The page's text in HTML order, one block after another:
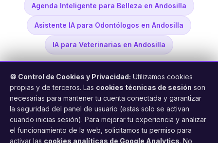
Agenda Inteligente para Belleza en Andosilla
Asistente IA para Odontólogos en Andosilla
IA para Veterinarias en Andosilla
FacilCita
🍪 Control de Cookies y Privacidad: Utilizamos cookies
propias y de terceros. Las cookies técnicas de sesión son
necesarias para mantener tu cuenta conectada y garantizar
la seguridad del panel de usuario (estas solo se activan
cuando inicias sesión). Para mejorar tu experiencia y analizar
el funcionamiento de la web, solicitamos tu permiso para
activar las cookies analíticas de Google Analytics. No